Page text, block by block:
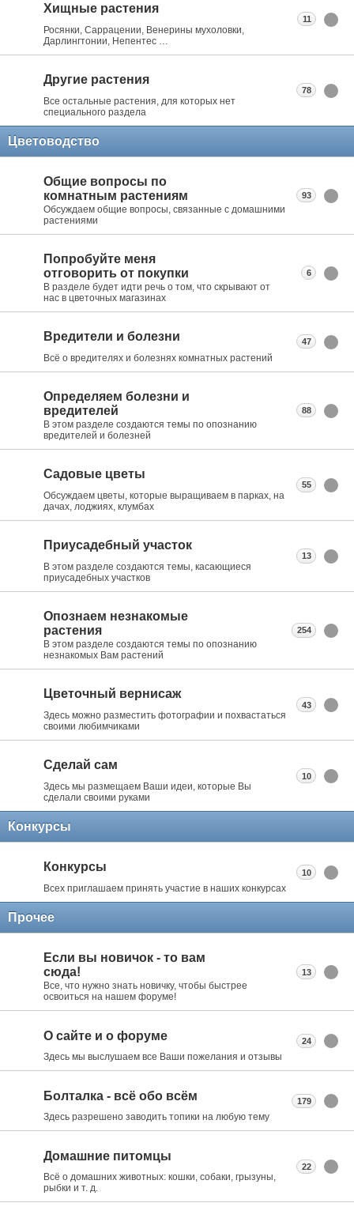
Хищные растения
Росянки, Саррацении, Венерины мухоловки,
Дарлингтонии, Непентес …
11
Другие растения
Все остальные растения, для которых нет
специального раздела
78
Цветоводство
Общие вопросы по
комнатным растениям
Обсуждаем общие вопросы, связанные с домашними
растениями
93
Попробуйте меня
отговорить от покупки
В разделе будет идти речь о том, что скрывают от
нас в цветочных магазинах
6
Вредители и болезни
Всё о вредителях и болезнях комнатных растений
47
Определяем болезни и
вредителей
В этом разделе создаются темы по опознанию
вредителей и болезней
88
Садовые цветы
Обсуждаем цветы, которые выращиваем в парках, на
дачах, лоджиях, клумбах
55
Приусадебный участок
В этом разделе создаются темы, касающиеся
приусадебных участков
13
Опознаем незнакомые
растения
В этом разделе создаются темы по опознанию
незнакомых Вам растений
254
Цветочный вернисаж
Здесь можно разместить фотографии и похвастаться
своими любимчиками
43
Сделай сам
Здесь мы размещаем Ваши идеи, которые Вы
сделали своими руками
10
Конкурсы
Конкурсы
Всех приглашаем принять участие в наших конкурсах
10
Прочее
Если вы новичок - то вам
сюда!
Все, что нужно знать новичку, чтобы быстрее
освоиться на нашем форуме!
13
О сайте и о форуме
Здесь мы выслушаем все Ваши пожелания и отзывы
24
Болталка - всё обо всём
Здесь разрешено заводить топики на любую тему
179
Домашние питомцы
Всё о домашних животных: кошки, собаки, грызуны,
рыбки и т. д.
22